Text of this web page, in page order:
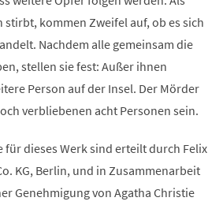
stirbt, kommen Zweifel auf, ob es sich
Nachdem alle gemeinsam die
stellen sie fest: Außer ihnen
Person auf der Insel. Der Mörder
verbliebenen acht Personen sein.
für dieses Werk sind erteilt durch Felix
KG, Berlin, und in Zusammenarbeit
Genehmigung von Agatha Christie